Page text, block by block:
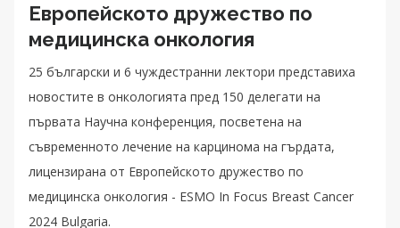
Европейското дружество по
медицинска онкология
25 български и 6 чуждестранни лектори представиха
новостите в онкологията пред 150 делегати на
първата Научна конференция, посветена на
съвременното лечение на карцинома на гърдата,
лицензирана от Европейското дружество по
медицинска онкология - ESMO In Focus Breast Cancer
2024 Bulgaria.